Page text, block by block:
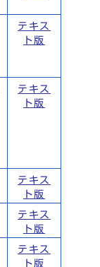
テキス
ト版
テキス
ト版
テキス
ト版
テキス
ト版
テキス
ト版